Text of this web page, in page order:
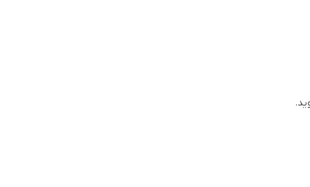
کنید